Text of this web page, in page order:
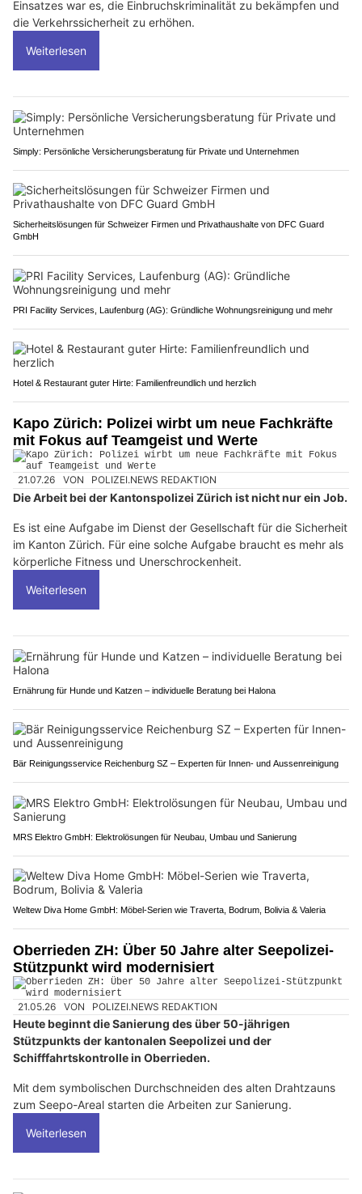
Einsatzes war es, die Einbruchskriminalität zu bekämpfen und
die Verkehrssicherheit zu erhöhen.
Weiterlesen
Simply: Persönliche Versicherungsberatung für Private und Unternehmen
Sicherheitslösungen für Schweizer Firmen und Privathaushalte von DFC Guard
GmbH
PRI Facility Services, Laufenburg (AG): Gründliche Wohnungsreinigung und mehr
Hotel & Restaurant guter Hirte: Familienfreundlich und herzlich
Kapo Zürich: Polizei wirbt um neue Fachkräfte
mit Fokus auf Teamgeist und Werte
21.07.26 VON POLIZEI.NEWS REDAKTION
Die Arbeit bei der Kantonspolizei Zürich ist nicht nur ein Job.
Es ist eine Aufgabe im Dienst der Gesellschaft für die Sicherheit
im Kanton Zürich. Für eine solche Aufgabe braucht es mehr als
körperliche Fitness und Unerschrockenheit.
Weiterlesen
Ernährung für Hunde und Katzen – individuelle Beratung bei Halona
Bär Reinigungsservice Reichenburg SZ – Experten für Innen- und Aussenreinigung
MRS Elektro GmbH: Elektrolösungen für Neubau, Umbau und Sanierung
Weltew Diva Home GmbH: Möbel-Serien wie Traverta, Bodrum, Bolivia & Valeria
Oberrieden ZH: Über 50 Jahre alter Seepolizei-
Stützpunkt wird modernisiert
21.05.26 VON POLIZEI.NEWS REDAKTION
Heute beginnt die Sanierung des über 50-jährigen
Stützpunkts der kantonalen Seepolizei und der
Schifffahrtskontrolle in Oberrieden.
Mit dem symbolischen Durchschneiden des alten Drahtzauns
zum Seepo-Areal starten die Arbeiten zur Sanierung.
Weiterlesen